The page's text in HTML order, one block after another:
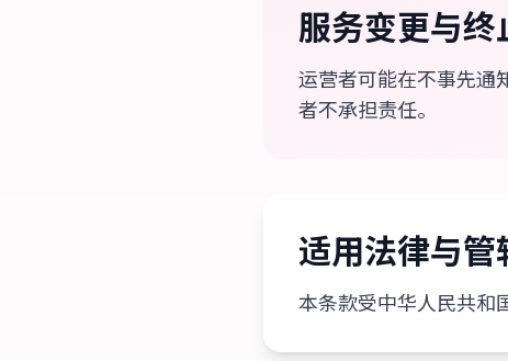
服务变更与终
运营者可能在不事先通
者不承担责任。
适用法律与管
本条款受中华人民共和